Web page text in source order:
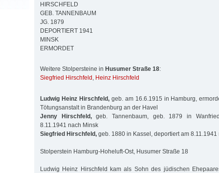
HIRSCHFELD
GEB. TANNENBAUM
JG. 1879
DEPORTIERT 1941
MINSK
ERMORDET
Weitere Stolpersteine in Husumer Straße 18:
Siegfried Hirschfeld , Heinz Hirschfeld
Ludwig Heinz Hirschfeld,geb. am 16.6.1915 in Hamburg,
Tötungsanstalt in Brandenburg an der Havel
Jenny Hirschfeld,geb. Tannenbaum, geb. 1879 in
8.11.1941 nach Minsk
Siegfried Hirschfeld, geb. 1880 in Kassel, deportiert am 8.11.1941
Stolperstein Hamburg-Hoheluft-Ost, Husumer Straße 18
Ludwig Heinz Hirschfeld kam als Sohn des jüdischen